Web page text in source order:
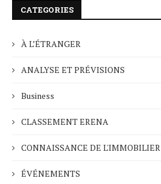
CATEGORIES
À L’ÉTRANGER
ANALYSE ET PRÉVISIONS
Business
CLASSEMENT ERENA
CONNAISSANCE DE L'IMMOBILIER
ÉVÉNEMENTS